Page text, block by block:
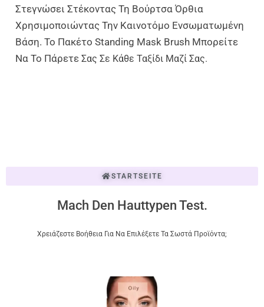
Στεγνώσει Στέκοντας Τη Βούρτσα Όρθια
Χρησιμοποιώντας Την Καινοτόμο Ενσωματωμένη
Βάση. Το Πακέτο Standing Mask Brush Μπορείτε
Να Το ΠάρετεΣας Σε Κάθε Ταξίδι Μαζί Σας.
STARTSEITE
Mach Den Hauttypen Test.
Χρειάζεστε Βοήθεια Για Να Επιλέξετε Τα Σωστά Προϊόντα;